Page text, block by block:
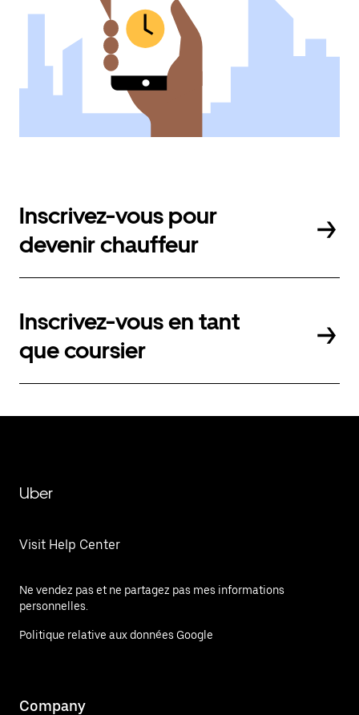
Inscrivez-vous pour
devenir chauffeur
Inscrivez-vous en tant
que coursier
Uber
Visit Help Center
Ne vendez pas et ne partagez pas mes informations
personnelles.
Politique relative aux données Google
Company